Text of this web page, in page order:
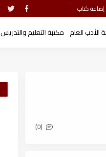
إضافة كتاب
الأدب العام مكتبة التعليم والتدريس
(0)